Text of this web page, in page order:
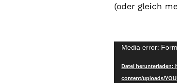
(oder gleich
Video-
Media error:
Datei
content/uploads/